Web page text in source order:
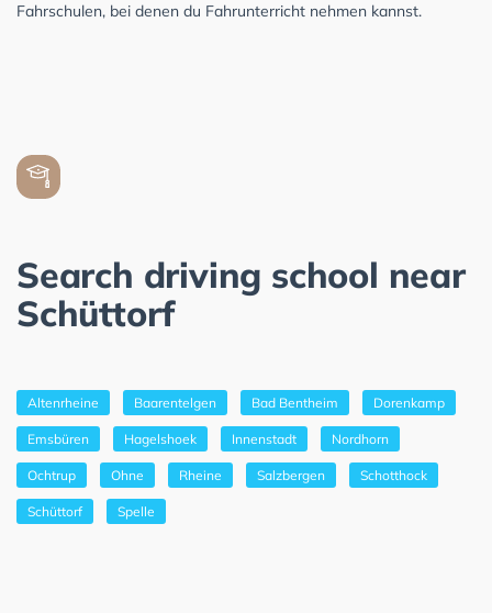
Fahrschulen, bei denen du Fahrunterricht nehmen kannst.
Search driving school near
Schüttorf
Altenrheine Baarentelgen Bad Bentheim Dorenkamp
Emsbüren Hagelshoek Innenstadt Nordhorn
Ochtrup Ohne Rheine Salzbergen Schotthock
Schüttorf Spelle